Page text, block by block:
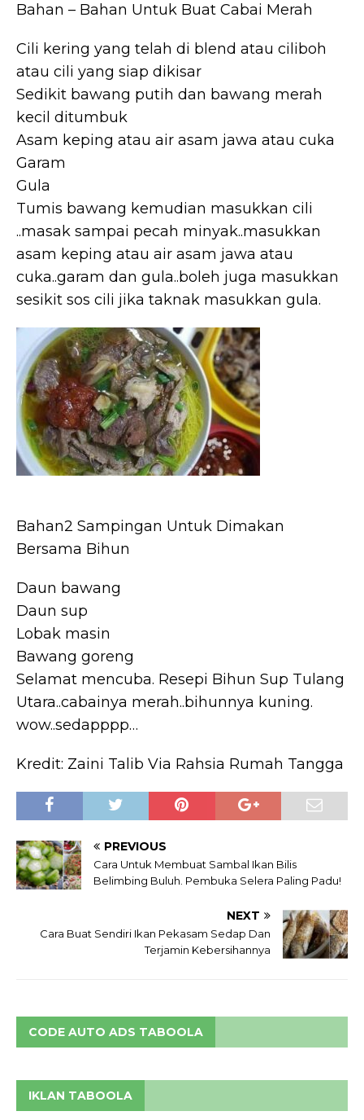
Bahan – Bahan Untuk Buat Cabai Merah
Cili kering yang telah di blend atau ciliboh
atau cili yang siap dikisar
Sedikit bawang putih dan bawang merah
kecil ditumbuk
Asam keping atau air asam jawa atau cuka
Garam
Gula
Tumis bawang kemudian masukkan cili
..masak sampai pecah minyak..masukkan
asam keping atau air asam jawa atau
cuka..garam dan gula..boleh juga masukkan
sesikit sos cili jika taknak masukkan gula.
Bahan2 Sampingan Untuk Dimakan
Bersama Bihun
Daun bawang
Daun sup
Lobak masin
Bawang goreng
Selamat mencuba. Resepi Bihun Sup Tulang
Utara..cabainya merah..bihunnya kuning.
wow..sedapppp…
Kredit: Zaini Talib Via Rahsia Rumah Tangga
PREVIOUS
Cara Untuk Membuat Sambal Ikan Bilis
Belimbing Buluh. Pembuka Selera Paling Padu!
NEXT
Cara Buat Sendiri Ikan Pekasam Sedap Dan
Terjamin Kebersihannya
CODE AUTO ADS TABOOLA
IKLAN TABOOLA